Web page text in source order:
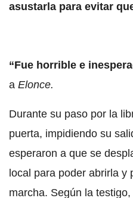
asustarla para evitar
“Fue horrible e
a Elonce.
Durante su paso por la
puerta, impidiendo su
esperaron a que se
local para poder abrirla y
marcha. Según la testigo,